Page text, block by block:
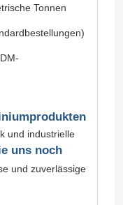
Tonnen
und industrielle
uns noch
und zuverlässige